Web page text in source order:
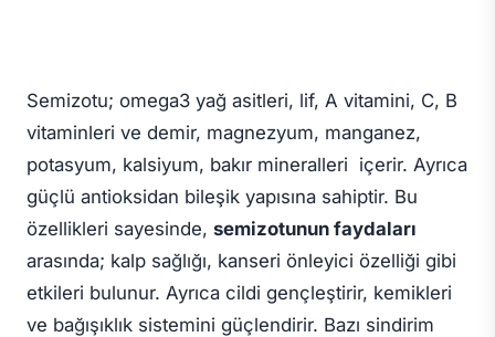
Semizotu; omega3 yağ asitleri, lif, A vitamini, C, B
vitaminleri ve demir, magnezyum, manganez,
potasyum, kalsiyum, bakır mineralleri içerir. Ayrıca
güçlü antioksidan bileşik yapısına sahiptir. Bu
özellikleri sayesinde, semizotunun faydaları
arasında; kalp sağlığı, kanseri önleyici özelliği gibi
etkileri bulunur. Ayrıca cildi gençleştirir, kemikleri
ve bağışıklık sistemini güçlendirir. Bazı sindirim